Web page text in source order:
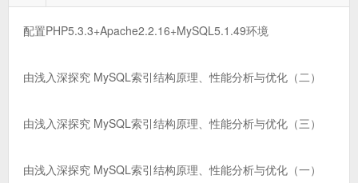
配置PHP5.3.3+Apache2.2.16+MySQL5.1.49环境
由浅入深探究 MySQL索引结构原理、性能分析与优化（二）
由浅入深探究 MySQL索引结构原理、性能分析与优化（三）
由浅入深探究 MySQL索引结构原理、性能分析与优化（一）